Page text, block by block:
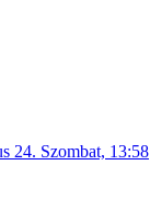
24. Szombat, 13:58